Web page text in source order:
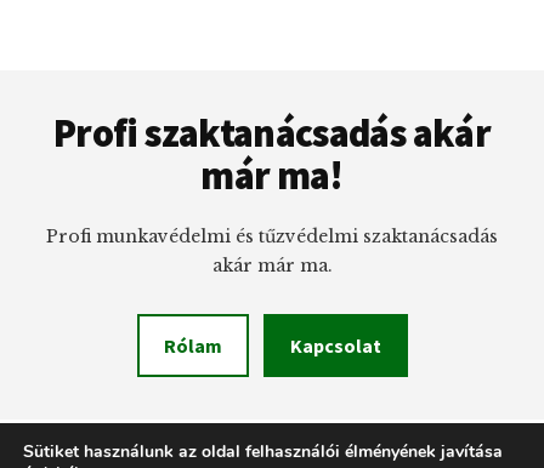
Profi szaktanácsadás akár
már ma!
Profi munkavédelmi és tűzvédelmi szaktanácsadás
akár már ma.
Rólam Kapcsolat
Sütiket használunk az oldal felhasználói élményének javítása